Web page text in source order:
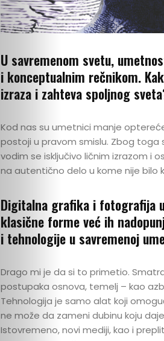
U savremenom svetu,
i konceptualnim rečnikom.
izraza i zahteva spoljnog
Kod nas su umetnici manje
postoji u pravom smislu. Zbog
vodim se isključivo ličnim izrazom i
na autentično delo u kome nije bilo
Digitalna grafika i fotografija
klasične forme već ih
i tehnologije u savremenoj
Drago mi je da si to primetio.
postupaka osnova, temelj – kao
Tehnologija je samo alat koji
ne može da zameni dubinu koju
Istovremeno, novi mediji, kao i